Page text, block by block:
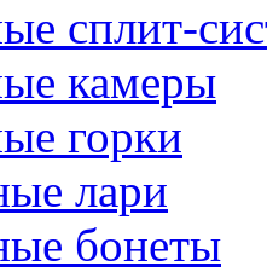
сплит-
камеры
горки
лари
бонеты